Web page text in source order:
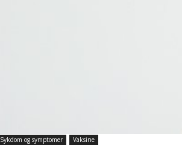
Sykdom og symptomer Vaksine